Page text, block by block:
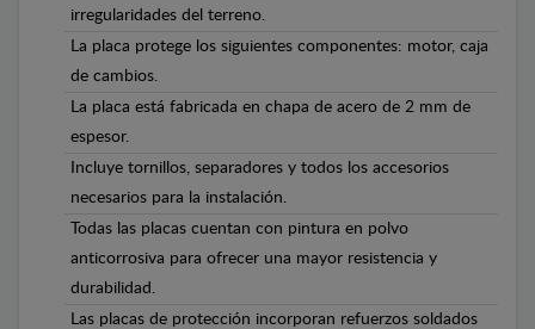
irregularidades del terreno.
La placa protege los siguientes componentes: motor, caja
de cambios.
La placa está fabricada en chapa de acero de 2 mm de
espesor.
Incluye tornillos, separadores y todos los accesorios
necesarios para la instalación.
Todas las placas cuentan con pintura en polvo
anticorrosiva para ofrecer una mayor resistencia y
durabilidad.
Las placas de protección incorporan refuerzos soldados